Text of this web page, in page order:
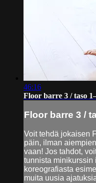
46:16
Floor barre 3 / taso
Floor barre 3 /
Voit tehdä jokaisen
päin, ilman
vaan! Jos tahdot,
tunnista minikurssin
koreografiasta
muita uusia